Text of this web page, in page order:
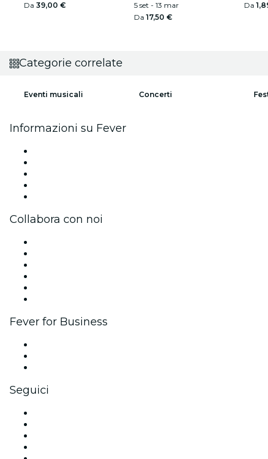
Da 39,00 €
5 set - 13 mar
Da 17,50 €
Da
Categorie correlate
Eventi musicali Concerti
Informazioni su Fever
Collabora con noi
Fever for Business
Seguici